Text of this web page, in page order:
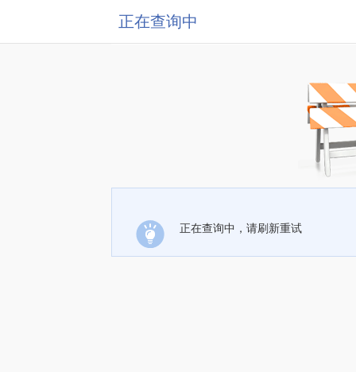
正在查询中
正在查询中，请刷新重试